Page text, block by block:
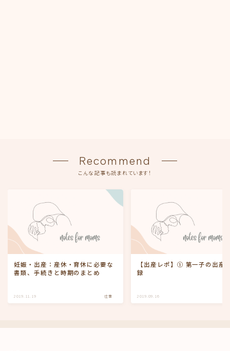
Recommend
こんな記事も読まれています！
妊娠・出産：産休・育休に必要な
書類、手続きと時期のまとめ
2019.11.19 仕事
【出産レポ】① 第一子の出産
録
2019.09.16